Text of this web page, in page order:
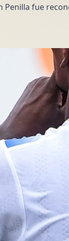
fue